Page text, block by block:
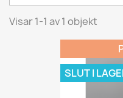
Visar 1-1 av 1 objekt
SLUT I